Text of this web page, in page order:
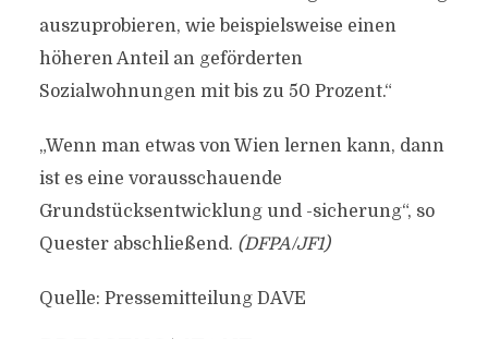
auszuprobieren, wie beispielsweise einen
höheren Anteil an geförderten
Sozialwohnungen mit bis zu 50 Prozent.“
„Wenn man etwas von Wien lernen kann, dann
ist es eine vorausschauende
Grundstücksentwicklung und -sicherung“, so
Quester abschließend. (DFPA/JF1)
Quelle: Pressemitteilung DAVE